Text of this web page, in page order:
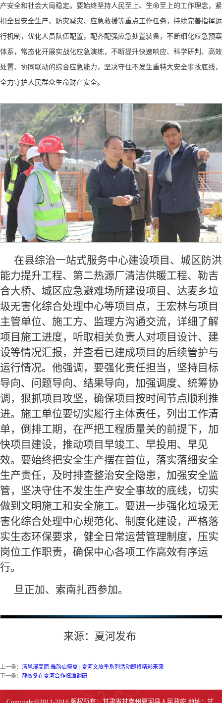
产安全和社会大局稳定。要始终坚持人民至上、生命至上的工作理念，紧
扣全县安全生产、防灾减灾、应急救援等重点工作任务，持续完善指挥运
行机制，优化人员队伍配置，配齐配强应急处置装备，不断细化应急预案
体系，常态化开展实战化应急演练，不断提升快速响应、科学研判、高效
处置、协同联动的综合应急能力，坚决守住不发生重特大安全事故底线，
全力守护人民群众生命财产安全。
在县综治一站式服务中心建设项目、城区防洪
能力提升工程、第二热源厂清洁供暖工程、勒吉
合大桥、城区应急避难场所建设项目、达麦乡垃
圾无害化综合处理中心等项目点，王宏林与项目
主管单位、施工方、监理方沟通交流，详细了解
项目施工进度，听取相关负责人对项目设计、建
设等情况汇报，并查看已建成项目的后续管护与
运行情况。他强调，要强化责任担当，坚持目标
导向、问题导向、结果导向，加强调度、统筹协
调，狠抓项目攻坚，确保项目按时间节点顺利推
进。施工单位要切实履行主体责任，列出工作清
单，倒排工期，在严把工程质量关的前提下，加
快项目建设，推动项目早竣工、早投用、早见
效。要始终把安全生产摆在首位，落实落细安全
生产责任，及时排查整治安全隐患，加强安全监
管，坚决守住不发生生产安全事故的底线，切实
做到文明施工和安全施工。要进一步强化垃圾无
害化综合处理中心规范化、制度化建设，严格落
实生态环保要求，健全日常运营管理制度，压实
岗位工作职责，确保中心各项工作高效有序运
行。
旦正加、索南扎西参加。
来源： 夏河发布
上一条： 清风漫高原 雅韵启盛夏 | 夏河文旅季系列活动即将精彩来袭
下一条： 郝效冬在夏河合作临潭调研